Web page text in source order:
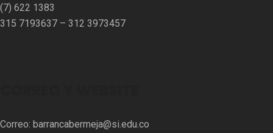
(7) 622 1383
315 7193637 – 312 3973457⁣⁣
Correo: barrancabermeja@si.edu.co